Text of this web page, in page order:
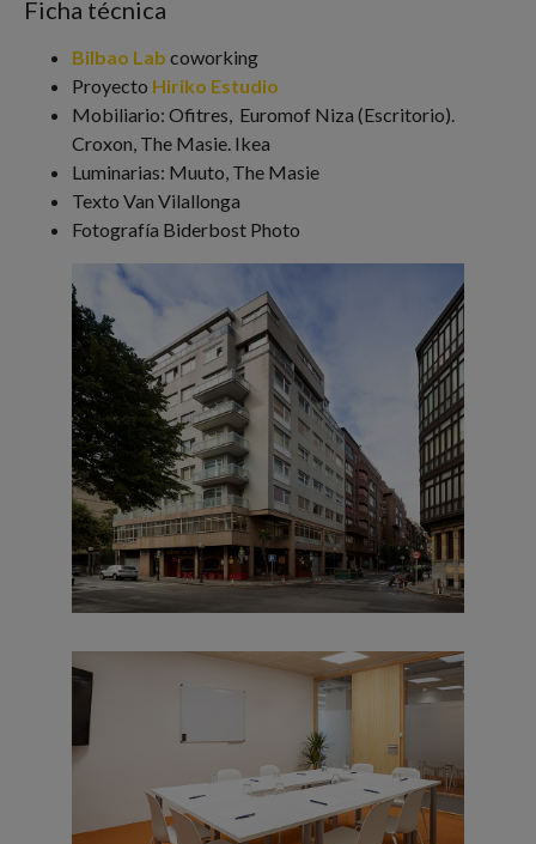
Ficha técnica
Bilbao Lab coworking
Proyecto Hiriko Estudio
Mobiliario: Ofitres, Euromof Niza (Escritorio).
Croxon, The Masie. Ikea
Luminarias: Muuto, The Masie
Texto Van Vilallonga
Fotografía Biderbost Photo